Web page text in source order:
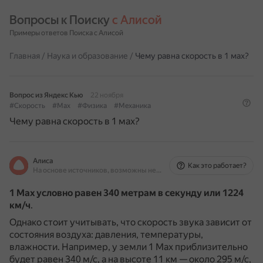
Вопросы к Поиску с Алисой
Примеры ответов Поиска с Алисой
Главная / Наука и образование / Чему равна скорость в 1 мах?
Вопрос из Яндекс Кью
22 ноября
#Скорость
#Мах #Физика #Механика
Чему равна скорость в 1 мах?
Алиса
На основе источников, возможны неточности
Как это работает?
1 Мах условно равен 340 метрам в секунду или 1224
км/ч.
Однако стоит учитывать, что скорость звука зависит от
состояния воздуха: давления, температуры,
влажности. Например, у земли 1 Мах приблизительно
будет равен 340 м/с, а на высоте 11 км — около 295 м/с,